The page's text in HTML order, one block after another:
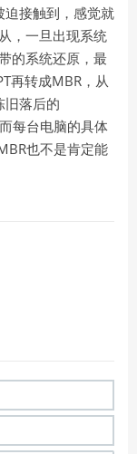
迫接触到，感觉就
，一旦出现系统
的系统还原，最
再转成MBR ，从
旧落后的
每台电脑的具体
也不是肯定能